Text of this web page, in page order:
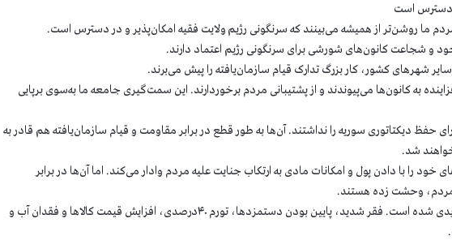
دسترس است
ما روشن‌تر از همیشه می‌بینند که سرنگونی رژیم ولایت فقیه امکان‌پذیر و در دسترس است.
و شجاعت کانون‌های شورشی برای سرنگونی رژیم اعتماد دارند.
شهرهای کشور، کار بزرگ تدارک قیام سازمان‌یافته را پیش می‌برند.
به کانون‌ها می‌پیوندند و از پشتیبانی مردم برخوردارند. این سمت‌گیری جامعه ما به‌سوی برپایی
حفظ دیکتاتوری سوریه را نداشتند. آن‌ها به طور قطع در برابر مقاومت و قیام‌ سازمان‌یافته هم قادر به
شد.
خود را با دادن پول و امکانات مادی به ارتکاب جنایت علیه مردم وادار می‌کند. اما آن‌ها در برابر
مردم، وحشت زده هستند.
خشم مردم ایران وارد فاز جدیدی شده است. فقر شدید، پایین بودن دستمزدها، تورم ۴۰درصدی، افزایش قیمت‌ کالاها و فقدان آب و